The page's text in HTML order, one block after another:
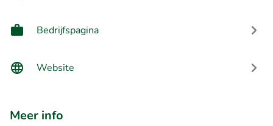
Bedrijfspagina
Website
Meer info